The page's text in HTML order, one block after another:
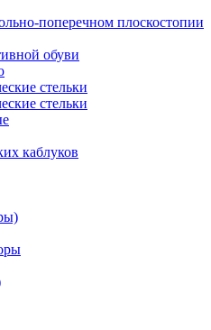
поперечном плоскостопии
обуви
стельки
стельки
каблуков